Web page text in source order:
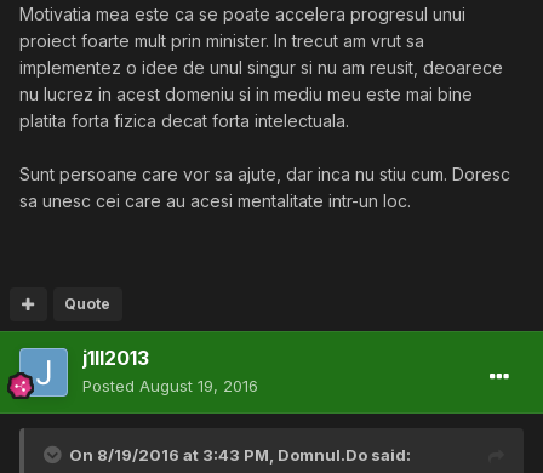
Motivatia mea este ca se poate accelera progresul unui
proiect foarte mult prin minister. In trecut am vrut sa
implementez o idee de unul singur si nu am reusit, deoarece
nu lucrez in acest domeniu si in mediu meu este mai bine
platita forta fizica decat forta intelectuala.
Sunt persoane care vor sa ajute, dar inca nu stiu cum. Doresc
sa unesc cei care au acesi mentalitate intr-un loc.
Quote
j1ll2013
Posted August 19, 2016
On 8/19/2016 at 3:43 PM, Domnul.Do said: